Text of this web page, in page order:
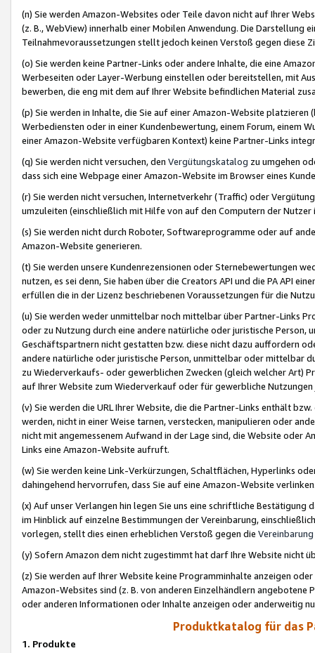
(n) Sie werden Amazon-Websites oder Teile davon nicht auf Ihrer
(z. B., WebView) innerhalb einer Mobilen Anwendung. Die Darstellung
Teilnahmevoraussetzungen stellt jedoch keinen Verstoß gegen diese
(o) Sie werden keine Partner-Links oder andere Inhalte, die eine
Werbeseiten oder Layer-Werbung einstellen oder bereitstellen, mit
bewerben, die eng mit dem auf Ihrer Website befindlichen Material
(p) Sie werden in Inhalte, die Sie auf einer Amazon-Website
Werbediensten oder in einer Kundenbewertung, einem Forum, einem
einer Amazon-Website verfügbaren Kontext) keine Partner-Links
(q) Sie werden nicht versuchen, den Vergütungskatalog zu umgehen
dass sich eine Webpage einer Amazon-Website im Browser eines
(r) Sie werden nicht versuchen, Internetverkehr (Traffic) oder
umzuleiten (einschließlich mit Hilfe von auf den Computern der
(s) Sie werden nicht durch Roboter, Softwareprogramme oder auf
Amazon-Website generieren.
(t) Sie werden unsere Kundenrezensionen oder Sternebewertungen
nutzen, es sei denn, Sie haben über die Creators API und die PA API
erfüllen die in der Lizenz beschriebenen Voraussetzungen für die
(u) Sie werden weder unmittelbar noch mittelbar über Partner-Links
oder zu Nutzung durch eine andere natürliche oder juristische
Geschäftspartnern nicht gestatten bzw. diese nicht dazu auffordern
andere natürliche oder juristische Person, unmittelbar oder mittelbar
zu Wiederverkaufs- oder gewerblichen Zwecken (gleich welcher Art)
auf Ihrer Website zum Wiederverkauf oder für gewerbliche
(v) Sie werden die URL Ihrer Website, die die Partner-Links enthält
werden, nicht in einer Weise tarnen, verstecken, manipulieren oder
nicht mit angemessenem Aufwand in der Lage sind, die Website oder
Links eine Amazon-Website aufruft.
(w) Sie werden keine Link-Verkürzungen, Schaltflächen, Hyperlinks
dahingehend hervorrufen, dass Sie auf eine Amazon-Website
(x) Auf unser Verlangen hin legen Sie uns eine schriftliche
im Hinblick auf einzelne Bestimmungen der Vereinbarung,
vorlegen, stellt dies einen erheblichen Verstoß gegen die Vereinbarung
(y) Sofern Amazon dem nicht zugestimmt hat darf Ihre Website nicht
(z) Sie werden auf Ihrer Website keine Programminhalte anzeigen
Amazon-Websites sind (z. B. von anderen Einzelhändlern
oder anderen Informationen oder Inhalte anzeigen oder anderweitig
Produktkatalog für das
1. Produkte